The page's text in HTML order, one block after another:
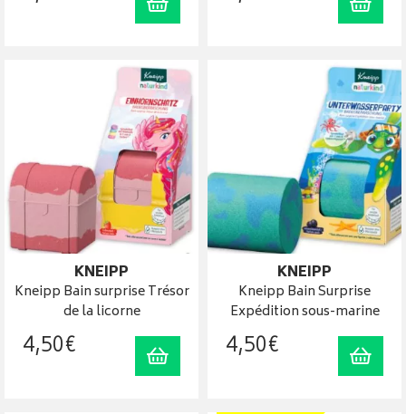
KNEIPP
Kneipp Bain surprise Trésor
de la licorne
4,50€ Ajouter au panier
KNEIPP
Kneipp Bain Surprise
Expédition sous-marine
4,50€